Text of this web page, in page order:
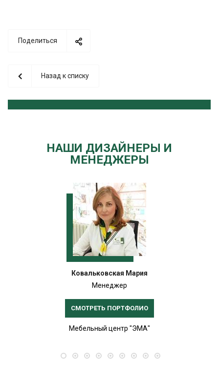
Поделиться
Назад к списку
НАШИ ДИЗАЙНЕРЫ И
МЕНЕДЖЕРЫ
Ковальковская Мария
Менеджер
СМОТРЕТЬ ПОРТФОЛИО
Мебельный центр "ЭМА"